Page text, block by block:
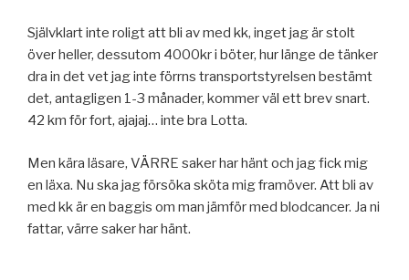
Självklart inte roligt att bli av med kk, inget jag är stolt
över heller, dessutom 4000kr i böter, hur länge de tänker
dra in det vet jag inte förrns transportstyrelsen bestämt
det, antagligen 1-3 månader, kommer väl ett brev snart.
42 km för fort, ajajaj… inte bra Lotta.
Men kära läsare, VÄRRE saker har hänt och jag fick mig
en läxa. Nu ska jag försöka sköta mig framöver. Att bli av
med kk är en baggis om man jämför med blodcancer. Ja ni
fattar, värre saker har hänt.